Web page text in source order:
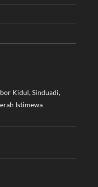
Kidul, Sinduadi,
Istimewa